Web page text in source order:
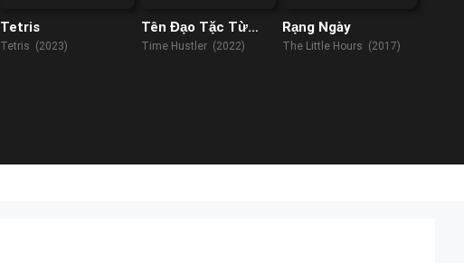
Tetris
Tetris (2023)
Tên Đạo Tặc Từ
Tương Lai
Time Hustler (2022)
Rạng Ngày
The Little Hours (2017)